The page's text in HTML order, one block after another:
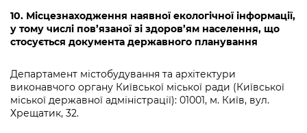
10. Місцезнаходження наявної екологічної інформації,
у тому числі пов’язаної зі здоров’ям населення, що
стосується документа державного планування
Департамент містобудування та архітектури
виконавчого органу Київської міської ради (Київської
міської державної адміністрації): 01001, м. Київ, вул.
Хрещатик, 32.